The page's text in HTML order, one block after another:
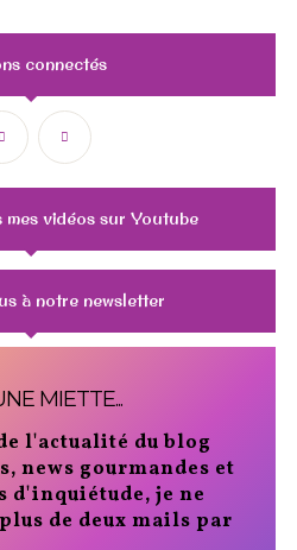
connectés
vidéos sur Youtube
à notre newsletter
MIETTE...
l'actualité du blog
news gourmandes et
d'inquiétude, je ne
de deux mails par